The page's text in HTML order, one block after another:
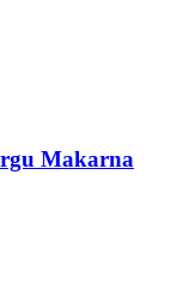
Makarna